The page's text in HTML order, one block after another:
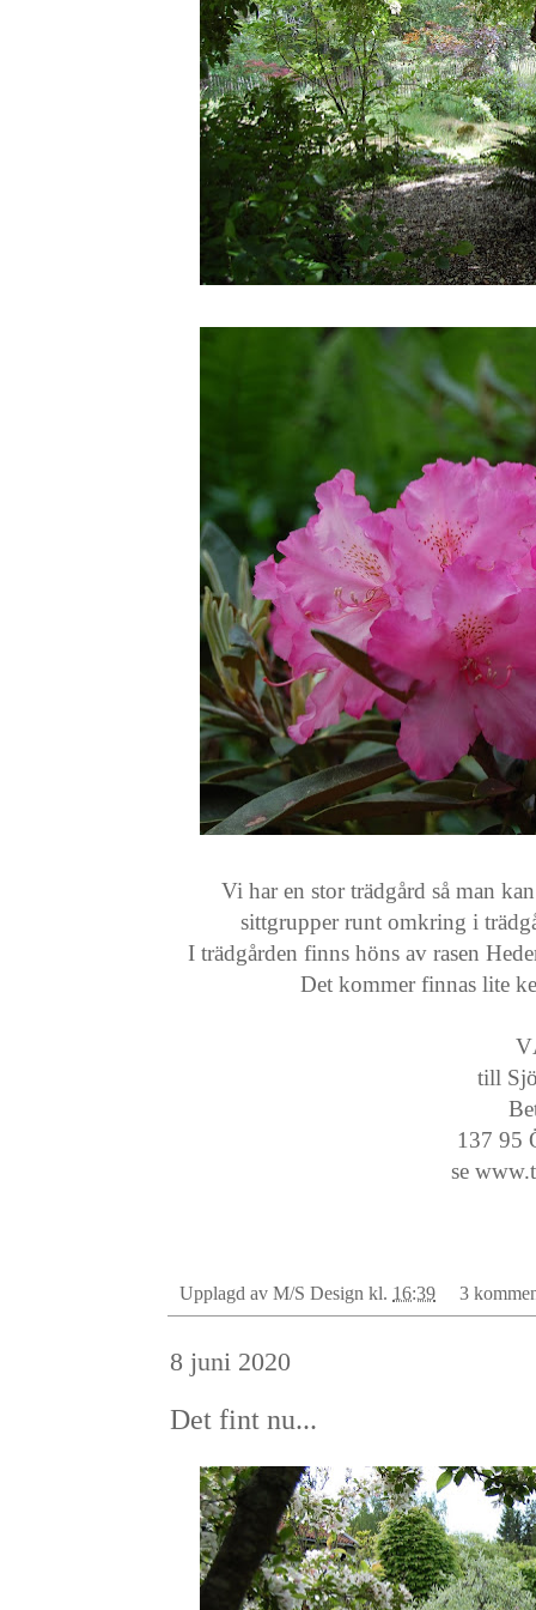
Vi har en stor trädgård så man
sittgrupper runt omkring i
I trädgården finns höns av rasen
Det kommer finnas lite
till
137 95
se
Upplagd av M/S Design kl. 16:39 3
8 juni 2020
Det fint nu...